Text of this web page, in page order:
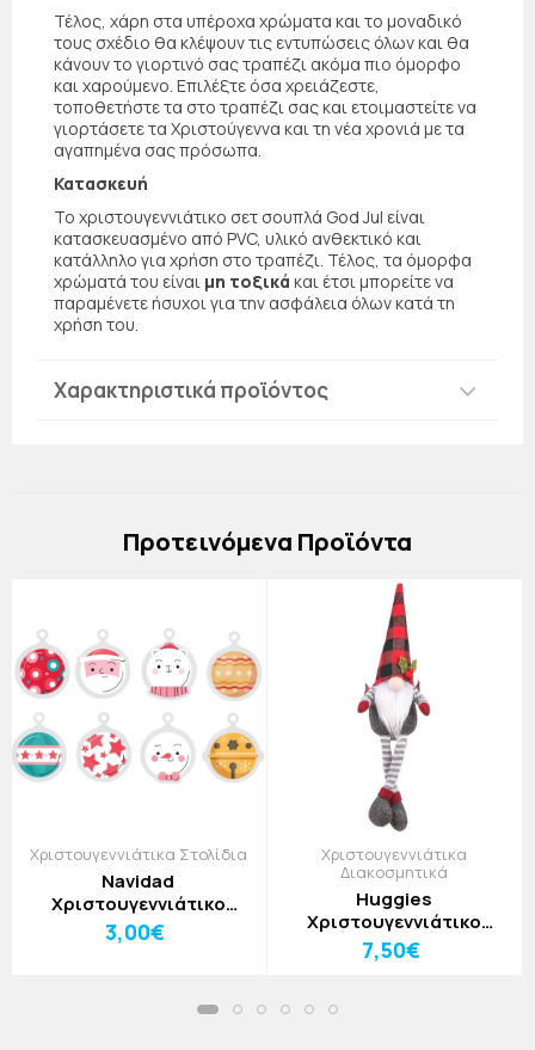
Τέλος, χάρη στα υπέροχα χρώματα και το μοναδικό
τους σχέδιο θα κλέψουν τις εντυπώσεις όλων και θα
κάνουν το γιορτινό σας τραπέζι ακόμα πιο όμορφο
και χαρούμενο. Επιλέξτε όσα χρειάζεστε,
τοποθετήστε τα στο τραπέζι σας και ετοιμαστείτε να
γιορτάσετε τα Χριστούγεννα και τη νέα χρονιά με τα
αγαπημένα σας πρόσωπα.
Κατασκευή
Το χριστουγεννιάτικο σετ σουπλά God Jul είναι
κατασκευασμένο από PVC, υλικό ανθεκτικό και
κατάλληλο για χρήση στο τραπέζι. Τέλος, τα όμορφα
χρώματά του είναι μη τοξικά και έτσι μπορείτε να
παραμένετε ήσυχοι για την ασφάλεια όλων κατά τη
χρήση του.
Χαρακτηριστικά προϊόντος
Πρoτεινόμενα Προϊόντα
Χριστουγεννιάτικα Στολίδια
Navidad
Χριστουγεννιάτικο
Στολίδι Πουά Μπάλα
8x10cm
3,00€
Χριστουγεννιάτικα
Διακοσμητικά
Huggies
Χριστουγεννιάτικο
Δεστράκι Κουρτίνας
Κόκκινο
7,50€